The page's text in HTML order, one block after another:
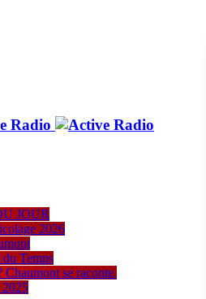
JOUR
2026
Temps
Chaumont se raconte.
2025